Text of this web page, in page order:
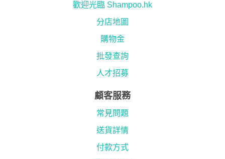
歡迎光臨 Shampoo.hk
分店地圖
購物金
批發查詢
人才招募
顧客服務
常見問題
送貨詳情
付款方式